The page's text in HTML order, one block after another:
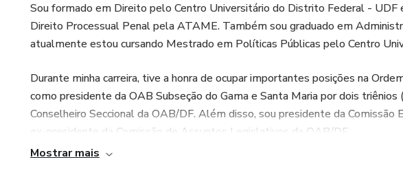
Sou formado em Direito pelo Centro Universitário do Distrito Federal -
Direito Processual Penal pela ATAME. Também sou graduado em
atualmente estou cursando Mestrado em Políticas Públicas pelo Centro
Durante minha carreira, tive a honra de ocupar importantes posições na
como presidente da OAB Subseção do Gama e Santa Maria por dois
Conselheiro Seccional da OAB/DF. Além disso, sou presidente da Comissão
ex-presidente da Comissão de Assuntos Legislativos da OAB/DF.
Mostrar mais